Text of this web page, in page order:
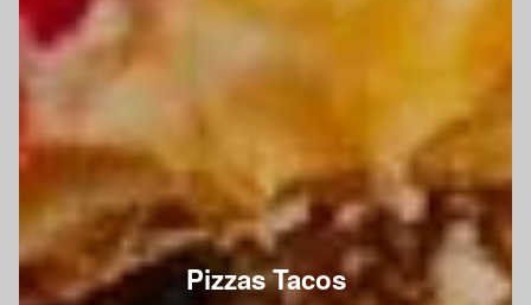
Pizzas Tacos